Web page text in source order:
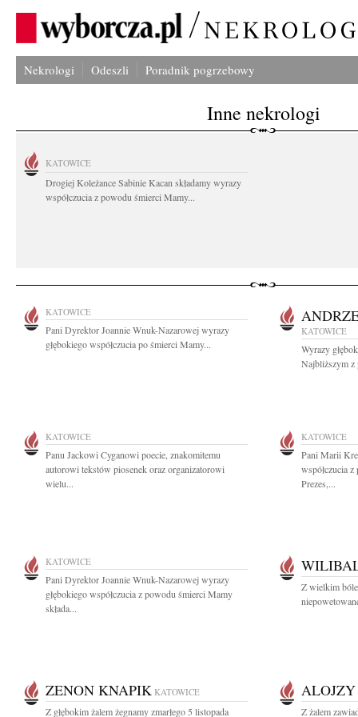
Nekrologi Odeszli Poradnik pogrzebowy
Inne nekrologi
KATOWICE
Drogiej Koleżance Sabinie Kacan składamy wyrazy
współczucia z powodu śmierci Mamy...
KATOWICE
Pani Dyrektor Joannie Wnuk-Nazarowej wyrazy
głębokiego współczucia po śmierci Mamy...
KATOWICE
Wyrazy
Najbliższym z
KATOWICE
Panu Jackowi Cyganowi poecie, znakomitemu
autorowi tekstów piosenek oraz organizatorowi
wielu...
KATOWICE
Pani Marii
współczucia
Prezes,...
KATOWICE
Pani Dyrektor Joannie Wnuk-Nazarowej wyrazy
głębokiego współczucia z powodu śmierci Mamy
składa...
Z wielkim
ZENON KNAPIK KATOWICE
Z głębokim żalem żegnamy zmarłego 5 listopada Z żalem